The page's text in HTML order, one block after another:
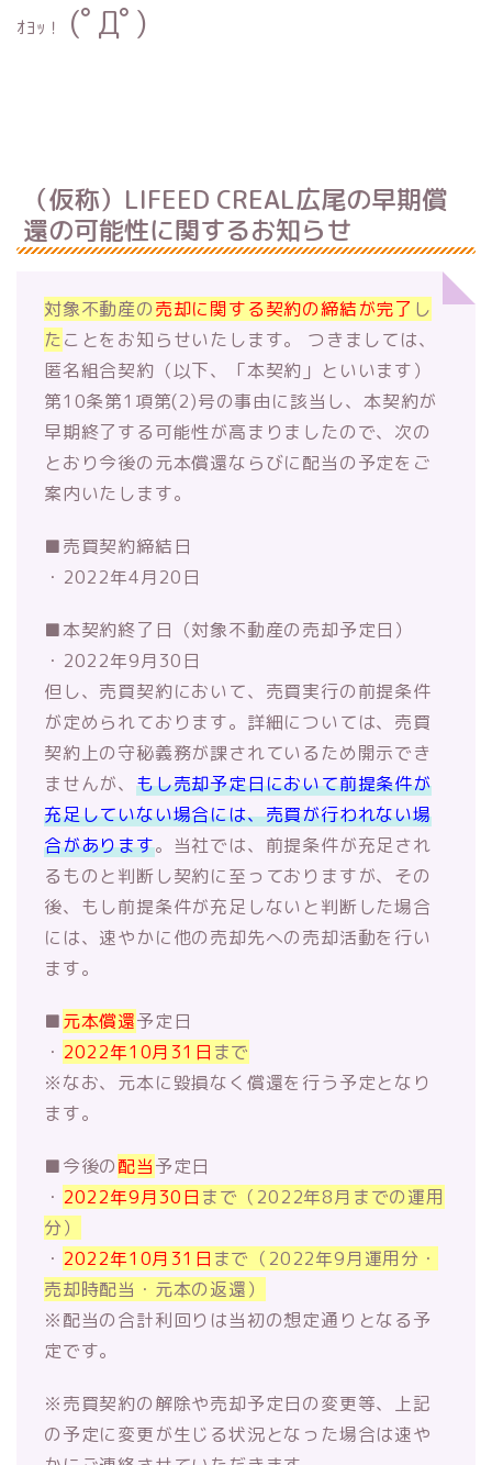
ｵﾖｯ！ (ﾟДﾟ)
（仮称）LIFEED CREAL広尾の早期償
還の可能性に関するお知らせ
対象不動産の売却に関する契約の締結が完了 し
たことをお知らせいたします。 つきましては、
匿名組合契約（以下、「本契約」といいます）
第10条第1項第(2)号の事由に該当し、本契約が
早期終了する可能性が高まりましたので、 次の
とおり今後の元本償還ならびに配当の予定をご
案内いたします。
■売買契約締結日
・2022年4月20日
■本契約終了日（対象不動産の売却予定日）
・2022年9月30日
但し、売買契約において、 売買実行の前提条件
が定められております。詳細については、 売買
契約上の守秘義務が課されているため開示でき
ませんが、 もし売却予定日において前提条件が
充足していない場合には、売買が行われない場
合があります。当社では、 前提条件が充足され
るものと判断し契約に至っておりますが、 その
後、もし前提条件が充足しないと判断した場合
には、 速やかに他の売却先への売却活動を行い
ます。
■元本償還予定日
・ 2022年10月31日 まで
※なお、元本に毀損なく償還を行う予定となり
ます。
■今後の配当予定日
・ 2022年9月30日 まで（2022年8月までの運用
分）
・ 2022年10月31日 まで（2022年9月運用分・
売却時配当・元本の返還）
※配当の合計利回りは当初の想定通りとなる予
定です。
※売買契約の解除や売却予定日の変更等、
上記
の予定に変更が生じる状況となった場合は速や